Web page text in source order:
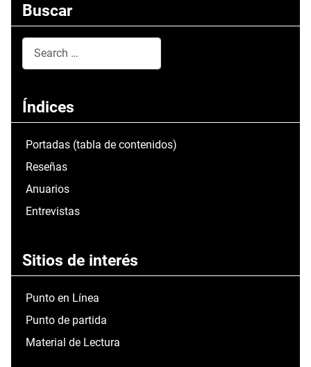
Buscar
Índices
Portadas (tabla de contenidos)
Reseñas
Anuarios
Entrevistas
Sitios de interés
Punto en Línea
Punto de partida
Material de Lectura